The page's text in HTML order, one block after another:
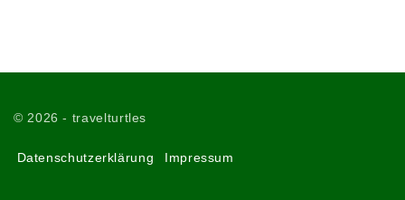
© 2026 - travelturtles
Datenschutzerklärung Impressum